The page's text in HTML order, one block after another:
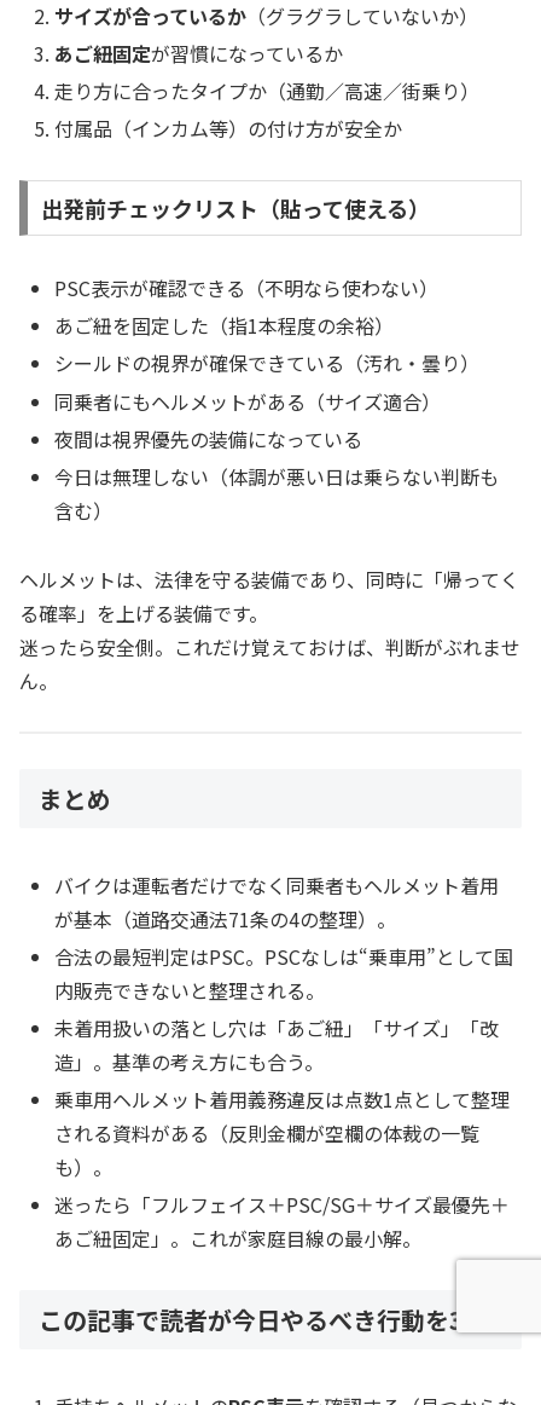
サイズが合っているか （グラグラしていないか）
あご紐固定が習慣になっているか
走り方に合ったタイプか（通勤／高速／街乗り）
付属品（インカム等）の付け方が安全か
出発前チェックリスト（貼って使える）
PSC表示が確認できる（不明なら使わない）
あご紐を固定した（指1本程度の余裕）
シールドの視界が確保できている（汚れ・曇り）
同乗者にもヘルメットがある（サイズ適合）
夜間は視界優先の装備になっている
今日は無理しない（体調が悪い日は乗らない判断も
含む）
ヘルメットは、法律を守る装備であり、同時に「帰ってく
る確率」を上げる装備です。
迷ったら安全側。これだけ覚えておけば、判断がぶれませ
ん。
まとめ
バイクは運転者だけでなく同乗者もヘルメット着用
が基本（道路交通法71条の4の整理）。
合法の最短判定はPSC。PSCなしは“乗車用”として国
内販売できないと整理される。
未着用扱いの落とし穴は「あご紐」「サイズ」「改
造」。基準の考え方にも合う。
乗車用ヘルメット着用義務違反は点数1点として整理
される資料がある（反則金欄が空欄の体裁の一覧
も）。
迷ったら「フルフェイス＋PSC/SG＋サイズ最優先＋
あご紐固定」。これが家庭目線の最小解。
この記事で読者が今日やるべき行動を3つ